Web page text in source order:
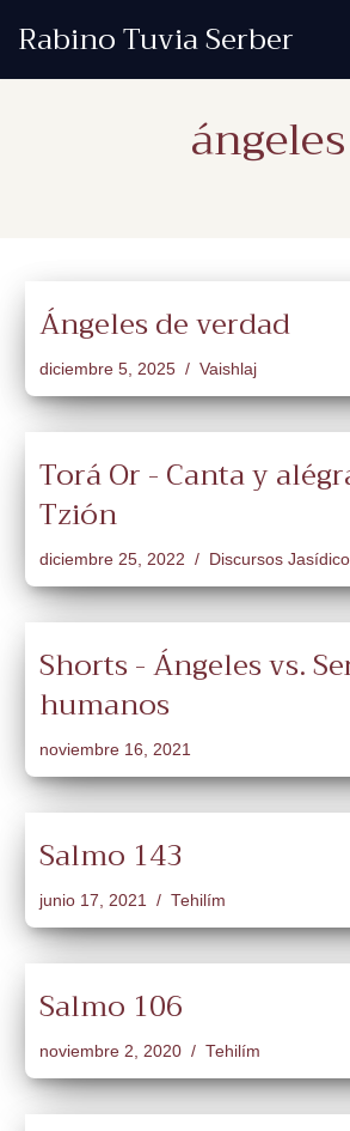
Rabino Tuvia Serber
ángeles
Ángeles de verdad
diciembre 5, 2025 Vaishlaj
Torá Or - Canta y
Tzión
diciembre 25, 2022 Discursos
Shorts - Ángeles vs.
humanos
noviembre 16, 2021
Salmo 143
junio 17, 2021 Tehilím
Salmo 106
noviembre 2, 2020 Tehilím